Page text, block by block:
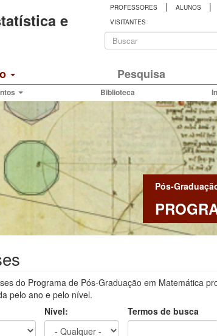
e
PROFESSORES | ALUNOS |
VISITANTES
Formulário
busca
Pesquisa
Biblioteca
Pós-
do Programa de Pós-Graduação em Matemática
pelo ano e pelo nível.
Nível:
Termos de busca